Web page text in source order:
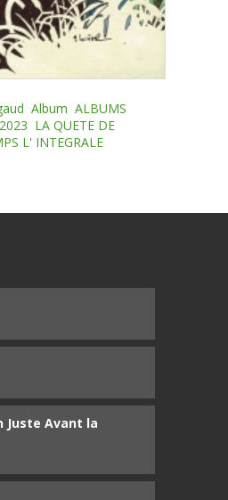
Album ALBUMS
2023 LA QUETE DE
L' INTEGRALE
Juste Avant la